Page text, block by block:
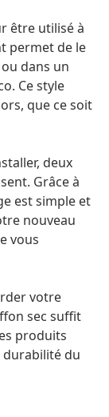
être utilisé à
permet de le
dans un
Ce style
que ce soit
deux
Grâce à
est simple et
nouveau
vous
votre
sec suffit
produits
du